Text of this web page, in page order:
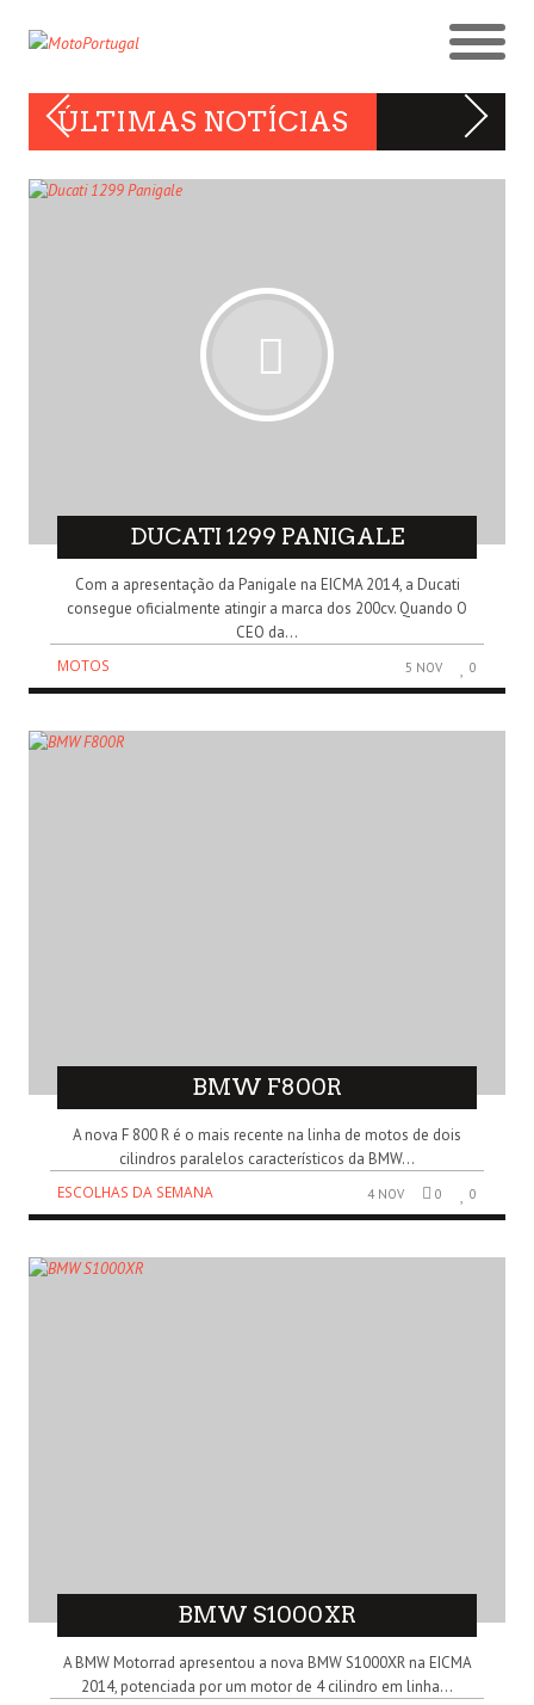
ÚLTIMAS NOTÍCIAS
DUCATI 1299 PANIGALE
Com a apresentação da Panigale na EICMA 2014, a Ducati
consegue oficialmente atingir a marca dos 200cv. Quando O
CEO da...
MOTOS
5 NOV 0
BMW F800R
A nova F 800 R é o mais recente na linha de motos de dois
cilindros paralelos característicos da BMW...
ESCOLHAS DA SEMANA
4 NOV 0 0
BMW S1000XR
A BMW Motorrad apresentou a nova BMW S1000XR na EICMA
2014, potenciada por um motor de 4 cilindro em linha...